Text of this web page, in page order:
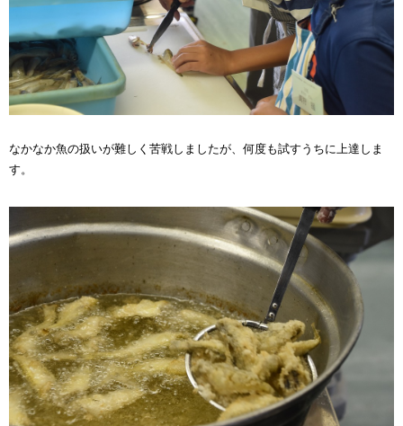
なかなか魚の扱いが難しく苦戦しましたが、何度も試すうちに上達しま
す。